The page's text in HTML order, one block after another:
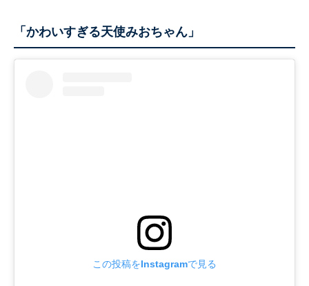
「かわいすぎる天使みおちゃん」
この投稿をInstagramで見る